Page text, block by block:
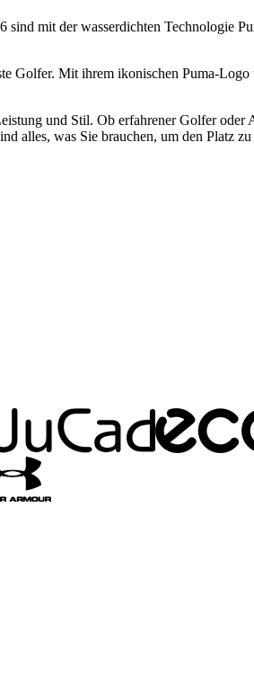
mit der wasserdichten Technologie
Golfer. Mit ihrem ikonischen Puma-
und Stil. Ob erfahrener Golfer oder
alles, was Sie brauchen, um den Platz zu